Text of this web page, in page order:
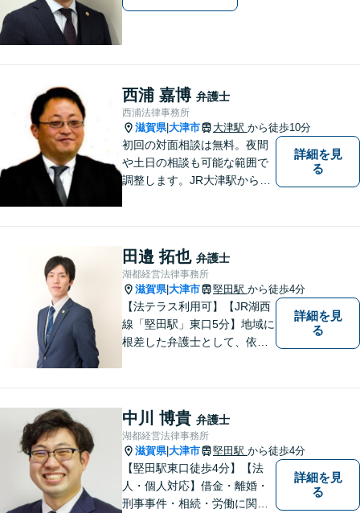
西浦 嘉博 弁護士
西浦法律事務所
滋賀県|大津市 大津駅 から徒歩10分
初回の対面相談は無料。夜間
や土日の相談も可能な範囲で
調整します。JR大津駅から徒
位 弁護士ドットコムランキ
ング（2024年7月-2026年7月
現在）】
詳細を見
る
田邉 拓也 弁護士
湖都経営法律事務所
滋賀県|大津市 堅田駅 から徒歩4分
【法テラス利用可】【JR湖西
線「堅田駅」東口5分】地域に
根差した弁護士として、依頼
ます。弁護士に依頼するのは
敷居が高いとお考えの方も、
まずは一度ご相談ください。
詳細を見
る
中川 博貴 弁護士
湖都経営法律事務所
滋賀県|大津市 堅田駅 から徒歩4分
【堅田駅東口徒歩4分】【法
人・個人対応】借金・離婚・
刑事事件・相続・労働に関す
詳細を見
る